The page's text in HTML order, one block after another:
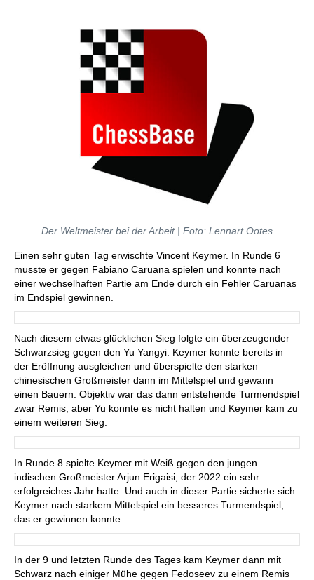
Der Weltmeister bei der Arbeit | Foto: Lennart Ootes
Einen sehr guten Tag erwischte Vincent Keymer. In Runde 6
musste er gegen Fabiano Caruana spielen und konnte nach
einer wechselhaften Partie am Ende durch ein Fehler Caruanas
im Endspiel gewinnen.
Nach diesem etwas glücklichen Sieg folgte ein überzeugender
Schwarzsieg gegen den Yu Yangyi. Keymer konnte bereits in
der Eröffnung ausgleichen und überspielte den starken
chinesischen Großmeister dann im Mittelspiel und gewann
einen Bauern. Objektiv war das dann entstehende Turmendspiel
zwar Remis, aber Yu konnte es nicht halten und Keymer kam zu
einem weiteren Sieg.
In Runde 8 spielte Keymer mit Weiß gegen den jungen
indischen Großmeister Arjun Erigaisi, der 2022 ein sehr
erfolgreiches Jahr hatte. Und auch in dieser Partie sicherte sich
Keymer nach starkem Mittelspiel ein besseres Turmendspiel,
das er gewinnen konnte.
In der 9 und letzten Runde des Tages kam Keymer dann mit
Schwarz nach einiger Mühe gegen Fedoseev zu einem Remis